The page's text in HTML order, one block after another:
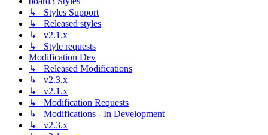
↳ Styles Support
↳ Released styles
↳ v2.1.x
↳ Style requests
Modification Dev
↳ Released Modifications
↳ v2.3.x
↳ v2.1.x
↳ Modification Requests
↳ Modifications - In Development
↳ v2.3.x